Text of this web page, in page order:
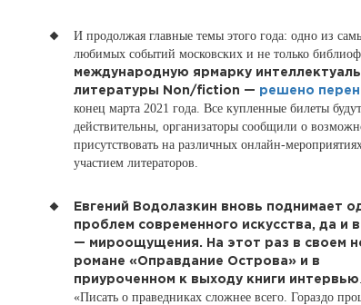
И продолжая главные темы этого года: одно из
любимых событий московских и не только
международную ярмарку
литературы Non/fiction — решено
конец марта 2021 года. Все купленные билеты будут
действительны, организаторы сообщили о
присутствовать на различных онлайн-
участием литераторов.
Евгений Водолазкин вновь поднимает
проблем современного искусства, да и
— мироощущения. На этот раз в своем
романе «Оправдание Острова» и в
приуроченном к выходу книги интервью.
«Писать о праведниках сложнее всего. Гораздо